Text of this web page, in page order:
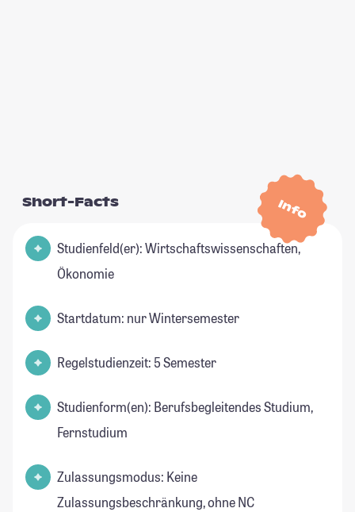
Info
Short-Facts
Studienfeld(er): Wirtschaftswissenschaften,
Ökonomie
Startdatum: nur Wintersemester
Regelstudienzeit: 5 Semester
Studienform(en): Berufsbegleitendes Studium,
Fernstudium
Zulassungsmodus: Keine
Zulassungsbeschränkung, ohne NC